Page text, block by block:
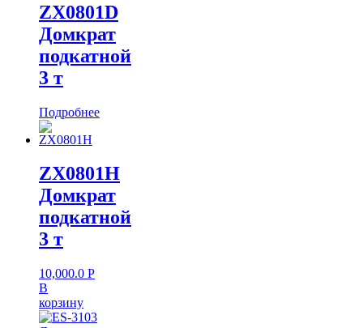
ZX0801D
Домкрат
подкатной
3 т
Подробнее
ZX0801H
Домкрат
подкатной
3 т
10,000.0 Р
В
корзину